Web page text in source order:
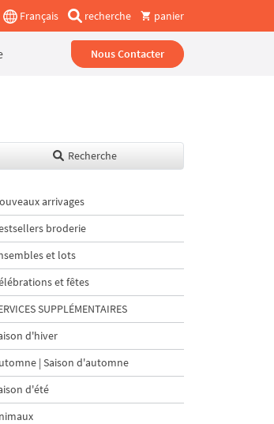
Français recherche panier
Nous Contacter
Recherche
arrivages
broderie
et lots
et fêtes
SUPPLÉMENTAIRES
d'hiver
| Saison d'automne
d'été